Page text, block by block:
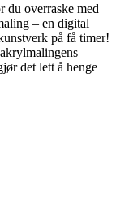
du overraske med
– en digital
på få timer!
det lett å henge